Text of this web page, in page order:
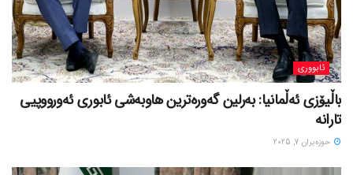
ئابووری
باڵیۆزی ئەڵمانیا: بەرلین گەورەترین هاوبەشی ئابوری ئەورووپیی
تارانە
حوزه‌یران 7, 2025